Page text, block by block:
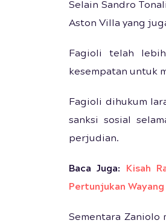
Selain Sandro
Aston Villa yang
Fagioli telah
kesempatan untuk
Fagioli dihukum
sanksi sosial
perjudian.
Baca Juga: Kisah
Pertunjukan
Sementara